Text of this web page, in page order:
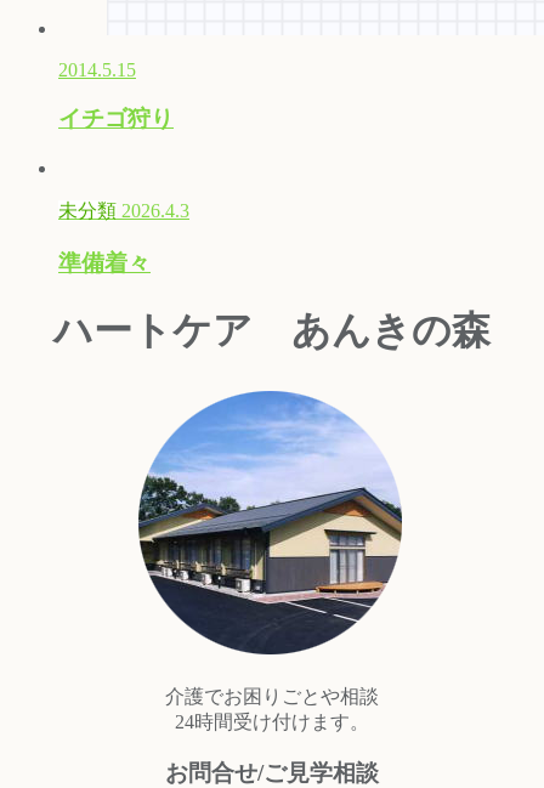
2014.5.15
イチゴ狩り
未分類 2026.4.3
準備着々
ハートケア あんきの森
介護でお困りごとや相談
24時間受け付けます。
お問合せ/ご見学相談